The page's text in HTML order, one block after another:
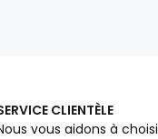
CLIENTÈLE
vous aidons à